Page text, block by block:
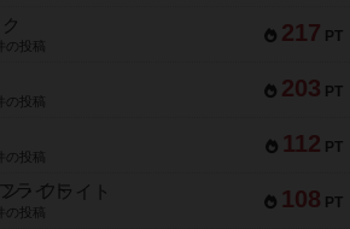
217 PT
の投稿
203 PT
の投稿
112 PT
の投稿
108 PT
・フライト
の投稿